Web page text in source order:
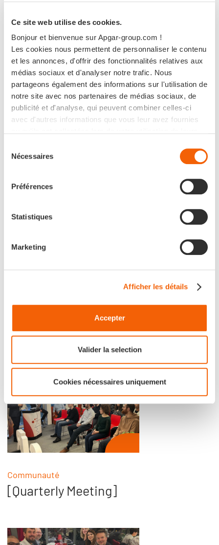
Ce site web utilise des cookies.
Bonjour et bienvenue sur Apgar-group.com !
Les cookies nous permettent de personnaliser le contenu
et les annonces, d'offrir des fonctionnalités relatives aux
médias sociaux et d'analyser notre trafic. Nous
partageons également des informations sur l'utilisation de
notre site avec nos partenaires de médias sociaux, de
publicité et d'analyse, qui peuvent combiner celles-ci
avec d'autres informations que vous leur avez fournies
Nécessaires
Préférences
Statistiques
Marketing
Afficher les détails
Accepter
Valider la selection
Cookies nécessaires uniquement
Événements
[APGAR x LOGOPLASTE
[Building The Future à
Communauté
[Quarterly Meeting]